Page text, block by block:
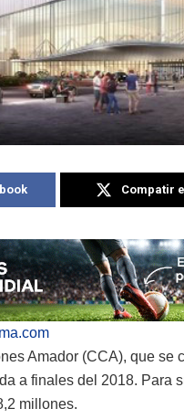
Compatir
Amador (CCA), que
a finales del 2018. Para
millones.